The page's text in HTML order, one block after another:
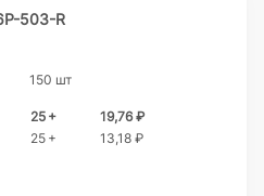
503-R
150 шт
25 +
19,76 ₽
25 +
13,18 ₽